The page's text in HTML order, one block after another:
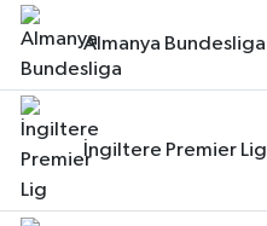
Almanya Bundesliga
İngiltere Premier Lig